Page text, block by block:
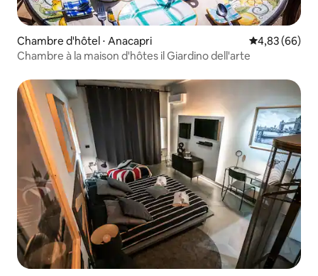
Chambre d'hôtel ⋅ Anacapri Évaluation
4,83 (66)
Chambre à la maison d'hôtes il Giardino dell'arte